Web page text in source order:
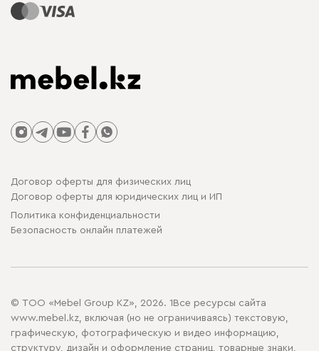
Договор оферты для физических лиц
Договор оферты для юридических лиц и ИП
Политика конфиденциальности
Безопасность онлайн платежей
© ТОО «Mebel Group KZ», 2026. 1Все ресурсы сайта
www.mebel.kz, включая (но не ограничиваясь) текстовую,
графическую, фотографическую и видео информацию,
структуру, дизайн и оформление страниц, товарные знаки,